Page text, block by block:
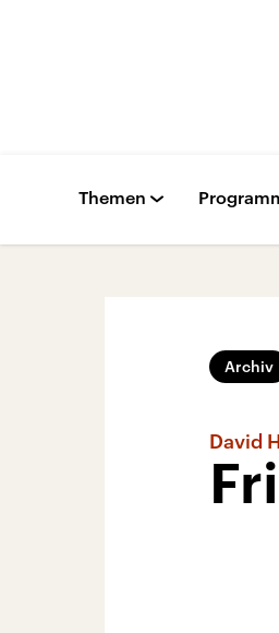
Themen
Archiv
David